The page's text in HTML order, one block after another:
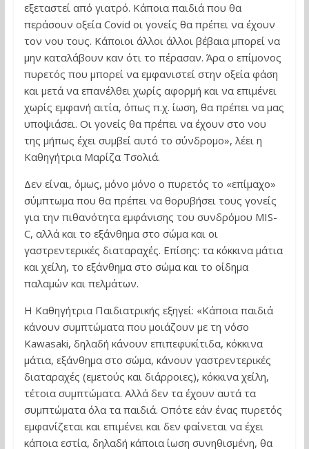
εξεταστεί από γιατρό. Κάποια παιδιά που θα
περάσουν οξεία Covid οι γονείς θα πρέπει να έχουν
τον νου τους. Κάποιοι άλλοι άλλοι βέβαια μπορεί να
μην καταλάβουν καν ότι το πέρασαν. Άρα ο επίμονος
πυρετός που μπορεί να εμφανιστεί στην οξεία φάση
και μετά να επανέλθει χωρίς αφορμή και να επιμένει
χωρίς εμφανή αιτία, όπως π.χ. ίωση, θα πρέπει να μας
υποψιάσει. Οι γονείς θα πρέπει να έχουν στο νου
της μήπως έχει συμβεί αυτό το σύνδρομο», λέει η
Καθηγήτρια Μαρίζα Τσολιά.
Δεν είναι, όμως, μόνο μόνο ο πυρετός το «επίμαχο»
σύμπτωμα που θα πρέπει να θορυβήσει τους γονείς
για την πιθανότητα εμφάνισης του συνδρόμου MIS-
C, αλλά και το εξάνθημα στο σώμα και οι
γαστρεντερικές διαταραχές. Επίσης: τα κόκκινα μάτια
και χείλη, το εξάνθημα στο σώμα και το οίδημα
παλαμών και πελμάτων.
Η Καθηγήτρια Παιδιατρικής εξηγεί: «Κάποια παιδιά
κάνουν συμπτώματα που μοιάζουν με τη νόσο
Kawasaki, δηλαδή κάνουν επιπεφυκίτιδα, κόκκινα
μάτια, εξάνθημα στο σώμα, κάνουν γαστρεντερικές
διαταραχές (εμετούς και διάρροιες), κόκκινα χείλη,
τέτοια συμπτώματα. Αλλά δεν τα έχουν αυτά τα
συμπτώματα όλα τα παιδιά. Οπότε εάν ένας πυρετός
εμφανίζεται και επιμένει και δεν φαίνεται να έχει
κάποια εστία, δηλαδή κάποια ίωση συνηθισμένη, θα